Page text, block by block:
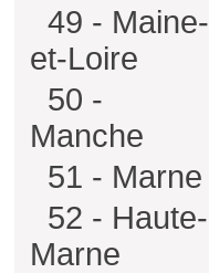
49 - Maine-
et-Loire
50 -
Manche
51 - Marne
52 - Haute-
Marne